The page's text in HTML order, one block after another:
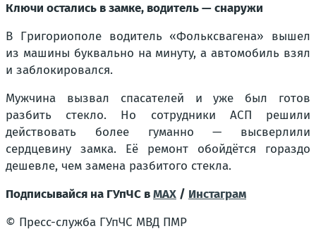
Ключи остались в замке, водитель — снаружи
В Григориополе водитель «Фольксвагена» вышел
из машины буквально на минуту, а автомобиль взял
и заблокировался.
Мужчина вызвал спасателей и уже был готов
разбить стекло. Но сотрудники АСП решили
действовать более гуманно — высверлили
сердцевину замка. Её ремонт обойдётся гораздо
дешевле, чем замена разбитого стекла.
Подписывайся на ГУпЧС вMAX / Инстаграм
© Пресс-служба ГУпЧС МВД ПМР